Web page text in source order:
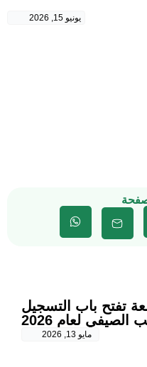
يونيو 15, 2026
تفتح باب التسجيل
الصيفي لعام 2026
مايو 13, 2026